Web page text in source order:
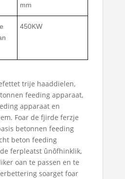
mm
450KW
trije haaddielen,
feeding apparaat,
apparaat en
Foar de fjirde ferzje
betonnen feeding
beton feeding
ferpleatst ûnôfhinklik,
oan te passen en te
soarget foar